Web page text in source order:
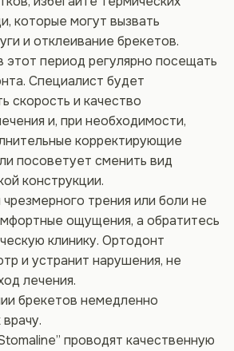
которые могут вызвать
и отклеивание брекетов.
этот период регулярно посещать
Специалист будет
скорость и качество
и, при необходимости,
корректирующие
посоветует сменить вид
конструкции.
трения или боли не
ощущения, а обратитесь
клинику. Ортодонт
и устранит нарушения, не
лечения.
брекетов немедленно
проводят качественную